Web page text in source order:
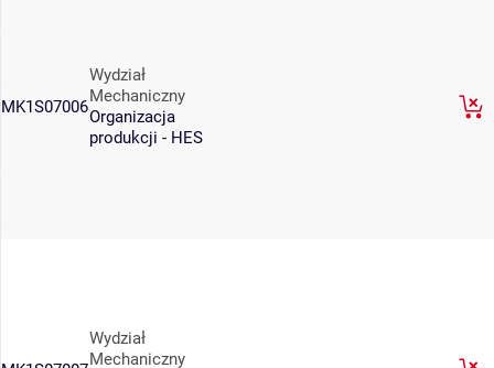
MK1S07006
Wydział
Mechaniczny
Organizacja
produkcji - HES
Wydział
Mechaniczny